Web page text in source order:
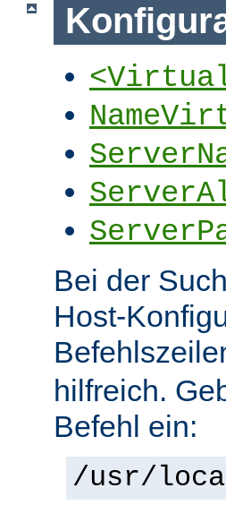
Bei der
Host-
hilfreich.
Befehl ein:
/usr/